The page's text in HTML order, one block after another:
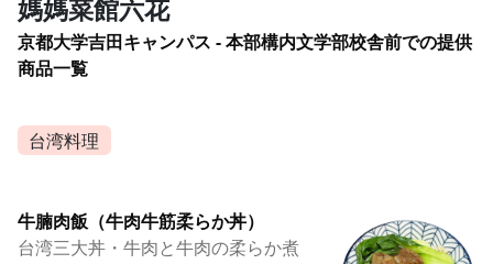
媽媽菜館六花
京都大学吉田キャンパス - 本部構内文学部校舎前での提供
商品一覧
台湾料理
牛腩肉飯（牛肉牛筋柔らか丼）
台湾三大丼・牛肉と牛肉の柔らか煮